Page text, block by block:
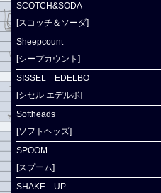
SCOTCH&SODA
[スコッチ＆ソーダ]
Sheepcount
[シープカウント]
SISSEL EDELBO
[シセル エデルボ]
Softheads
[ソフトヘッズ]
SPOOM
[スプーム]
SHAKE UP